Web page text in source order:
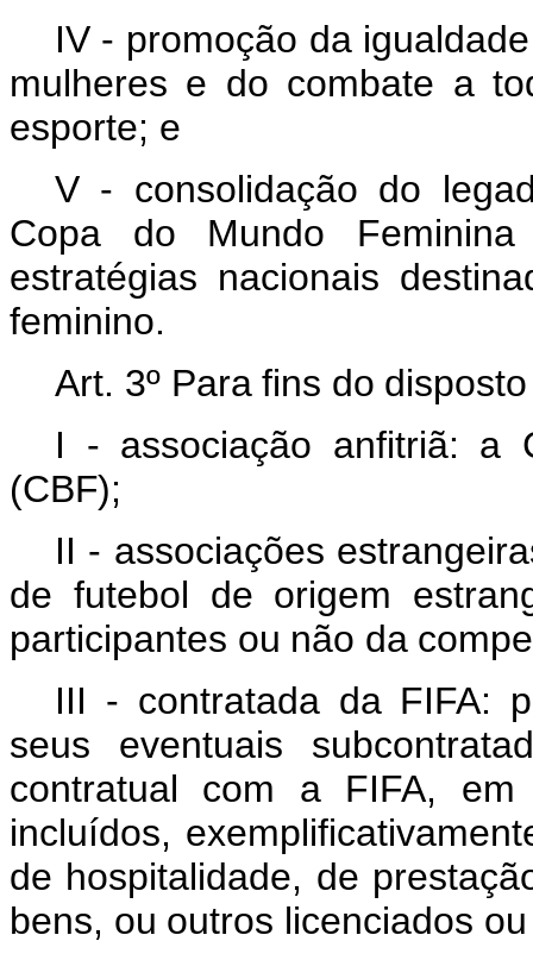
IV - promoção da
mulheres e do combate a
esporte; e
V - consolidação do
Copa do Mundo Feminina
estratégias nacionais
feminino.
Art. 3º Para fins do disposto
I - associação anfitriã: a
(CBF);
II - associações
de futebol de origem
participantes ou não da
III - contratada da FIFA:
seus eventuais
contratual com a FIFA,
incluídos,
de hospitalidade, de
bens, ou outros licenciados